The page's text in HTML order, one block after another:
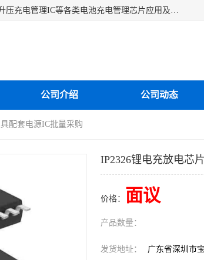
深圳市蓝鲸源科技有限公司是一家专注于开关型充电管理IC、线性充电管理IC、升压充电管理IC等各类电池充电管理芯片应用及芯片销售的企业，多年来公司为众多企业解决充电应用难题，设计缺陷，EMC超量等问题，是一家以充电技术指导为核心的充电芯片销售公司。
公司介绍 公司动态
配套电源IC批量采购
IP2326锂电充放电芯
价格： 面议
产品数量：
发货地址： 广东省深圳市